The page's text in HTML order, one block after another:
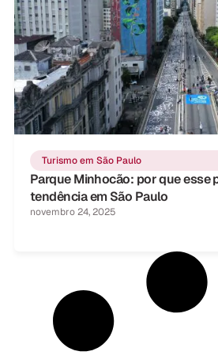
Turismo em São Paulo
Parque Minhocão: por que esse
tendência em São Paulo
novembro 24, 2025